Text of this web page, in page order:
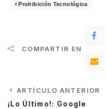
Prohibición Tecnológica
COMPARTIR EN
ARTÍCULO ANTERIOR
¡Lo Último!: Google